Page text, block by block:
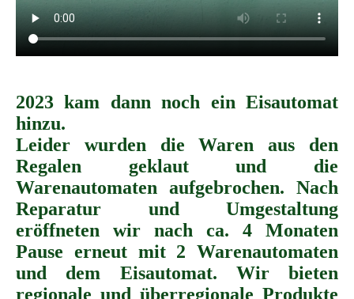
2023 kam dann noch ein Eisautomat
hinzu.
Leider wurden die Waren aus den
Regalen geklaut und die
Warenautomaten aufgebrochen. Nach
Reparatur und Umgestaltung
eröffneten wir nach ca. 4 Monaten
Pause erneut mit 2 Warenautomaten
und dem Eisautomat. Wir bieten
regionale und überregionale Produkte